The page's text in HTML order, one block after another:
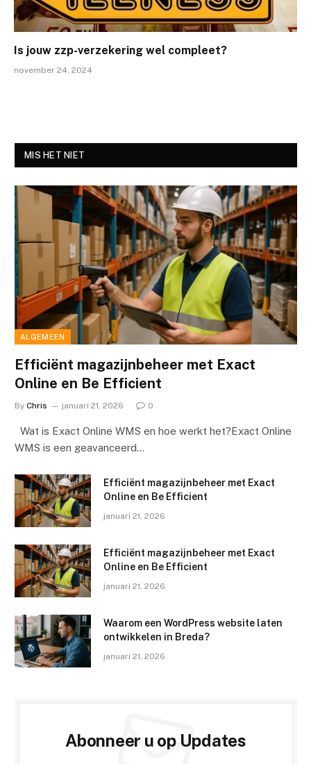
Is jouw zzp-verzekering wel compleet?
november 24, 2024
MIS HET NIET
ALGEMEEN
Efficiënt magazijnbeheer met Exact
Online en Be Efficient
By Chris januari 21, 2026 0
Wat is Exact Online WMS en hoe werkt het?Exact Online
WMS is een geavanceerd…
Efficiënt magazijnbeheer met Exact
Online en Be Efficient
januari 21, 2026
Efficiënt magazijnbeheer met Exact
Online en Be Efficient
januari 21, 2026
Waarom een WordPress website laten
ontwikkelen in Breda?
januari 21, 2026
Abonneer u op Updates